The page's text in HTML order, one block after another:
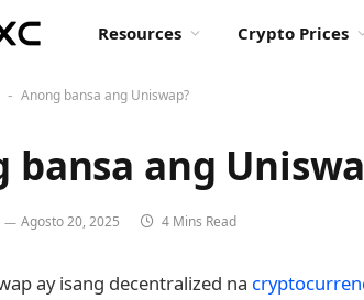
Resources Crypto Prices
- Anong bansa ang Uniswap?
bansa ang
Agosto 20, 2025 4 Mins Read
ay isang decentralized na